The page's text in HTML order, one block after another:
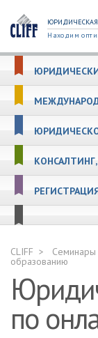
Находим
CLIFF Семинары
образованию
по